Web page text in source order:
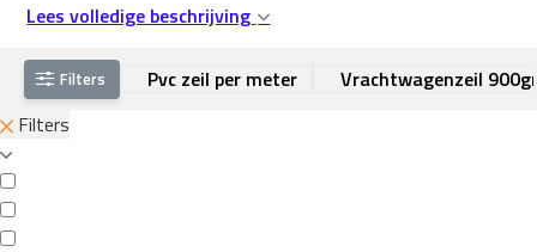
Lees volledige beschrijving
Filters Pvc zeil per meter
Vrachtwagenzeil
Filters